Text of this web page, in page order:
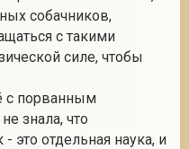
собачников,
с такими
силе, чтобы
с порванным
знала, что
это отдельная наука, и